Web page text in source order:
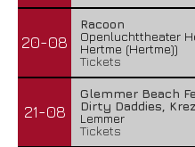
20-08
Racoon
Openluchttheater
Hertme (Hertme))
Tickets
21-08
Glemmer Beach
Dirty Daddies,
Lemmer
Tickets